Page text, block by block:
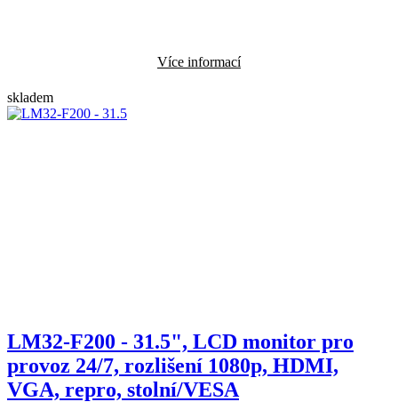
Více informací
skladem
LM32-F200 - 31.5", LCD monitor pro
provoz 24/7, rozlišení 1080p, HDMI,
VGA, repro, stolní/VESA